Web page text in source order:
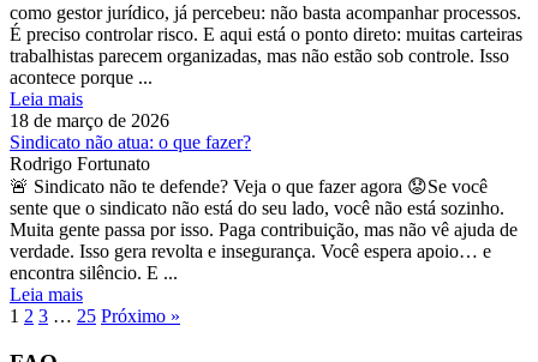
como gestor jurídico, já percebeu: não basta acompanhar processos.
É preciso controlar risco. E aqui está o ponto direto: muitas carteiras
trabalhistas parecem organizadas, mas não estão sob controle. Isso
acontece porque ...
Leia mais
18 de março de 2026
Sindicato não atua: o que fazer?
Rodrigo Fortunato
🚨 Sindicato não te defende? Veja o que fazer agora 😟Se você
sente que o sindicato não está do seu lado, você não está sozinho.
Muita gente passa por isso. Paga contribuição, mas não vê ajuda de
verdade. Isso gera revolta e insegurança. Você espera apoio… e
encontra silêncio. E ...
Leia mais
1 2 3 … 25 Próximo »